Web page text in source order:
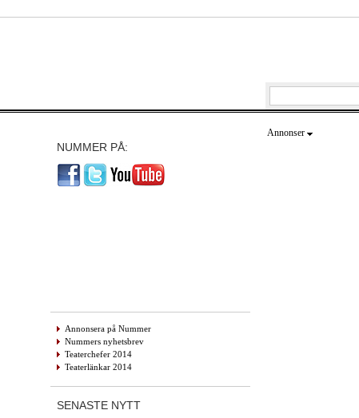
NUMMER PÅ:
Annonsera på Nummer
Nummers nyhetsbrev
Teaterchefer 2014
Teaterlänkar 2014
SENASTE NYTT
Annonser